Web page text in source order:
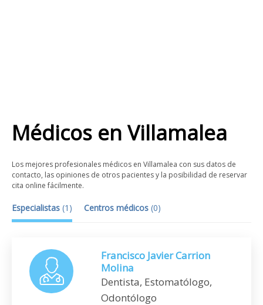
Médicos enVillamalea
Los mejores profesionales médicos en Villamalea con sus datos de
contacto, las opiniones de otros pacientes y la posibilidad de reservar
cita online fácilmente.
Especialistas (1 ) Centros médicos (0)
Francisco Javier Carrion
Molina
Dentista, Estomatólogo,
Odontólogo